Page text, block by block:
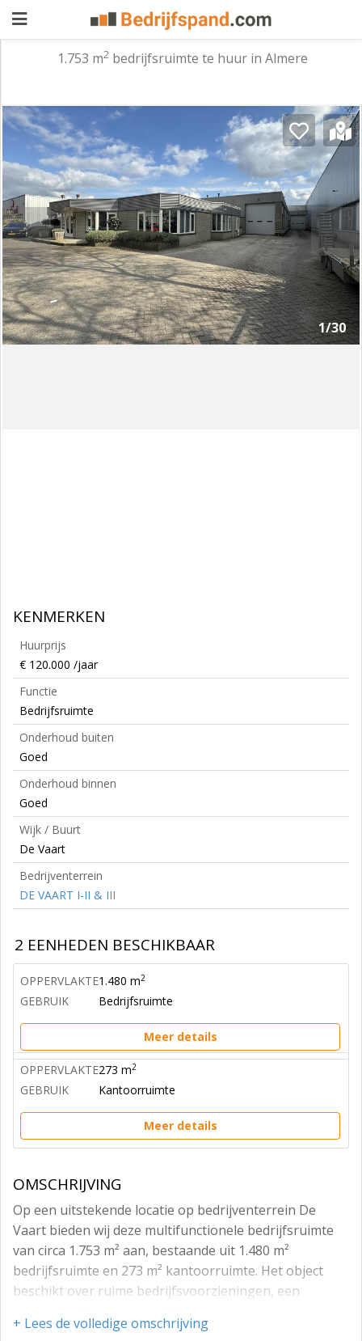
aanbieden
Pand
zoeken
Waarom
adverteren
Premium
adverteren
Blog
Registreren
Login
1.753 m2 bedrijfsruimte te huur in Almere
1/30
KENMERKEN
Huurprijs
€ 120.000 /jaar
Functie
Bedrijfsruimte
Onderhoud buiten
Goed
Onderhoud binnen
Goed
Wijk / Buurt
De Vaart
Bedrijventerrein
DE VAART I-II & III
2 EENHEDEN BESCHIKBAAR
OPPERVLAKTE1.480 m2
GEBRUIK Bedrijfsruimte
Meer details
OPPERVLAKTE273 m2
GEBRUIK Kantoorruimte
Meer details
OMSCHRIJVING
Op een uitstekende locatie op bedrijventerrein De
Vaart bieden wij deze multifunctionele bedrijfsruimte
van circa 1.753 m² aan, bestaande uit 1.480 m²
bedrijfsruimte en 273 m² kantoorruimte. Het object
beschikt over ruime bedrijfsvoorzieningen, een
parkeerplaatsen op eigen terrein. Dankzij de gunstige
+ Lees de volledige omschrijving